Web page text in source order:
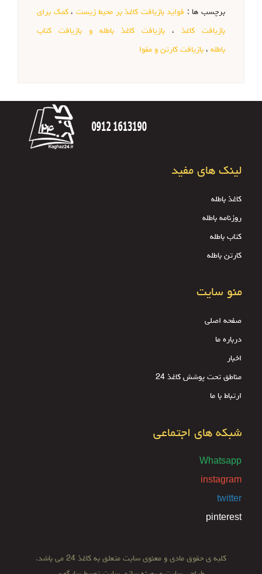
برچسب ها : فواید بازیافت کاغذ بر محیط زیست ،کمک برای
بازیافت کاغذ ، بازیافت کاغذ باطله و بازیافت کتاب
باطله ، بازیافت کارتن و مقوا
لینک های مفید
کاغذ باطله
روزنامه باطله
کتاب باطله
کارتن باطله
منو سایت
صفحه اصلی
درباره ما
اخبار
مناطق تحت پوشش کاغذ 24
ارتباط با ما
شبکه های اجتماعی
Whatsapp
instagram
twitter
pinterest
کلیه ی حقوق مادی و معنوی سایت متعلق به کاغذ 24 می باشد.